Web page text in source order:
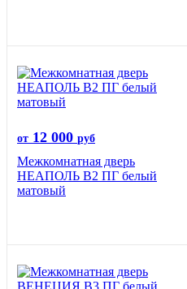
от 12 000 руб
Межкомнатная дверь
НЕАПОЛЬ В2 ПГ белый
матовый